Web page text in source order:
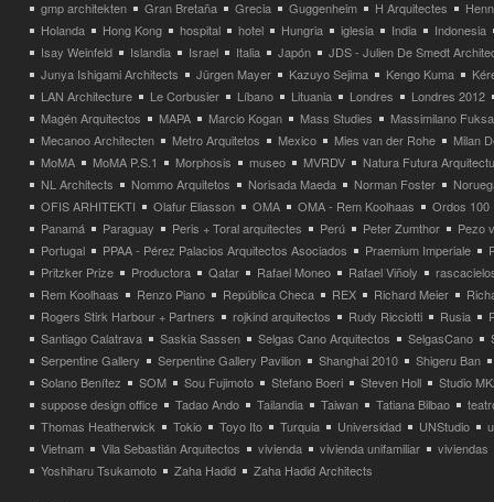
gmp architekten
Gran Bretaña Grecia Guggenheim H Arquitectes
Holanda
Hong Kong hospital hotel Hungria iglesia India
Indonesia
Isay Weinfeld
Islandia Israel Italia Japón
JDS - Julien De Smedt
Junya Ishigami Architects
Jürgen Mayer Kazuyo Sejima Kengo Kuma
LAN Architecture
Le Corbusier Líbano Lituania Londres
Londres 2012
Magén Arquitectos
MAPA Marcio Kogan Mass Studies
Massimilano
Mecanoo Architecten
Metro Arquitetos Mexico Mies van der Rohe
Milan
MoMA
MoMA P.S.1 Morphosis museo MVRDV
Natura Futura
NL Architects
Nommo Arquitetos Norisada Maeda Norman Foster
OFIS ARHITEKTI
Olafur Eliasson OMA OMA - Rem Koolhaas
Ordos 100
Panamá
Paraguay Peris + Toral arquitectes Perú Peter Zumthor
Pezo
Portugal
PPAA - Pérez Palacios Arquitectos Asociados Praemium Imperiale
Pritzker Prize
Productora Qatar Rafael Moneo Rafael Viñoly
Rem Koolhaas
Renzo Piano República Checa REX Richard Meier
Rogers Stirk Harbour + Partners
rojkind arquitectos Rudy Ricciotti Rusia
Santiago Calatrava
Saskia Sassen Selgas Cano Arquitectos SelgasCano
Serpentine Gallery
Serpentine Gallery Pavilion Shanghai 2010
Shigeru Ban
Solano Benítez
SOM Sou Fujimoto Stefano Boeri Steven Holl
Studio
suppose design office
Tadao Ando Tailandia Taiwan Tatiana Bilbao
Thomas Heatherwick
Tokio Toyo Ito Turquia Universidad UNStudio
Vietnam
Vila Sebastián Arquitectos vivienda vivienda unifamiliar
viviendas
Yoshiharu Tsukamoto
Zaha Hadid Zaha Hadid Architects